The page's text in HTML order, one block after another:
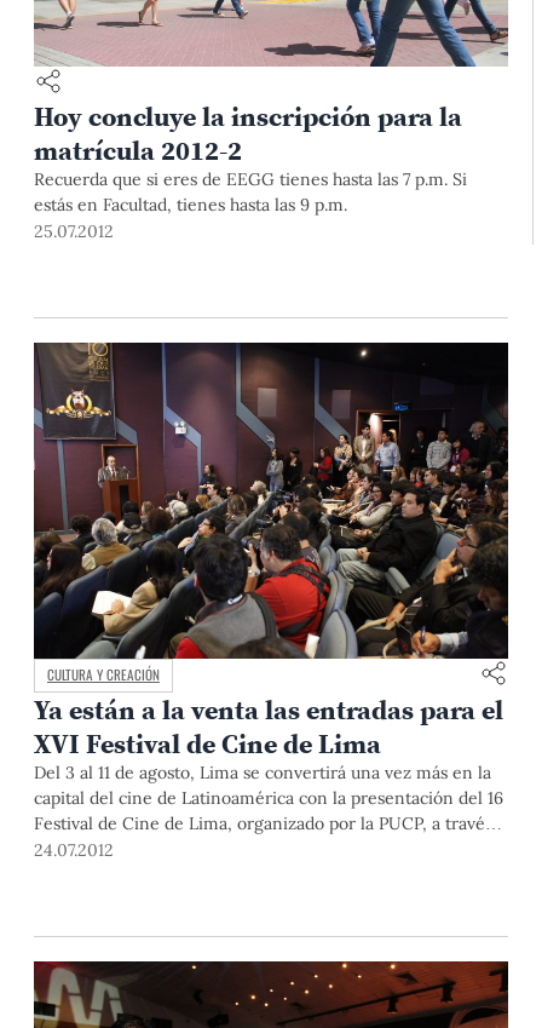
Hoy concluye la inscripción para la
matrícula 2012-2
Recuerda que si eres de EEGG tienes hasta las 7 p.m. Si
estás en Facultad, tienes hasta las 9 p.m.
25.07.2012
CULTURA Y CREACIÓN
Ya están a la venta las entradas para el
XVI Festival de Cine de Lima
Del 3 al 11 de agosto, Lima se convertirá una vez más en la
capital del cine de Latinoamérica con la presentación del 16
Festival de Cine de Lima, organizado por la PUCP, a través
de su Centro Cultural.
24.07.2012